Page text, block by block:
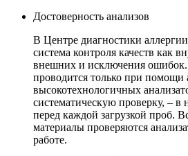
Достоверность анализов
В Центре диагностики аллергии
система контроля качеств как
внешних и исключения
проводится только при помощи
высокотехнологичных
систематическую проверку, – в
перед каждой загрузкой проб.
материалы проверяются
работе.